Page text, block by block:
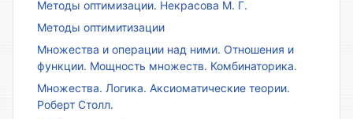
Методы оптимизации. Некрасова М. Г.
Методы оптимитизации
Множества и операции над ними. Отношения и
функции. Мощность множеств. Комбинаторика.
Множества. Логика. Аксиоматические теории.
Роберт Столл.